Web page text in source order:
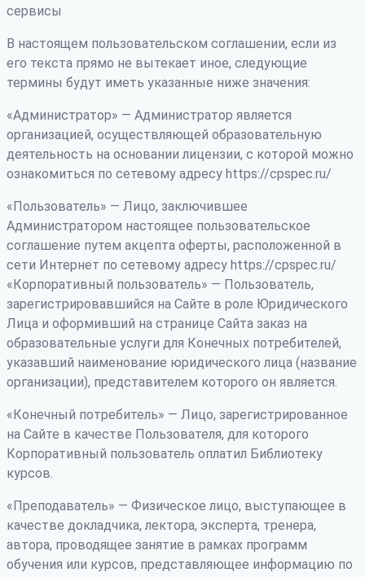
сервисы
В настоящем пользовательском соглашении, если из
его текста прямо не вытекает иное, следующие
термины будут иметь указанные ниже значения:
«Администратор» — Администратор является
организацией, осуществляющей образовательную
деятельность на основании лицензии, с которой можно
ознакомиться по сетевому адресу https://cpspec.ru/
«Пользователь» — Лицо, заключившее
Администратором настоящее пользовательское
соглашение путем акцепта оферты, расположенной в
сети Интернет по сетевому адресу https://cpspec.ru/
«Корпоративный пользователь» — Пользователь,
зарегистрировавшийся на Сайте в роле Юридического
Лица и оформивший на странице Сайта заказ на
образовательные услуги для Конечных потребителей,
указавший наименование юридического лица (название
организации), представителем которого он является.
«Конечный потребитель» — Лицо, зарегистрированное
на Сайте в качестве Пользователя, для которого
Корпоративный пользователь оплатил Библиотеку
курсов.
«Преподаватель» — Физическое лицо, выступающее в
качестве докладчика, лектора, эксперта, тренера,
автора, проводящее занятие в рамках программ
обучения или курсов, представляющее информацию по